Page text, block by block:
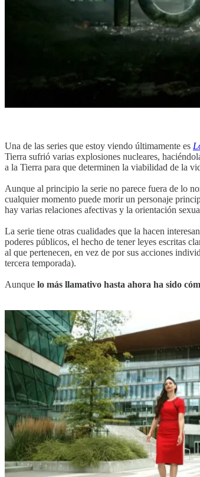
Una de las series que estoy viendo últimamente es
Tierra sufrió varias explosiones nucleares,
a la Tierra para que determinen la viabilidad de la
Aunque al principio la serie no parece fuera de lo
cualquier momento puede morir un personaje
hay varias relaciones afectivas y la orientación
La serie tiene otras cualidades que la hacen
poderes públicos, el hecho de tener leyes escritas
al que pertenecen, en vez de por sus acciones
tercera temporada).
Aunque lo más llamativo hasta ahora ha sido